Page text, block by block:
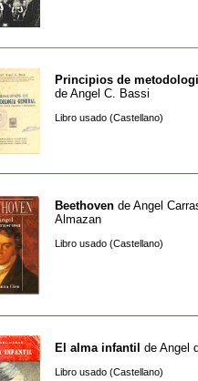
Principios de
de Angel C. Bassi
Libro usado (Castellano)
Beethoven de Angel
Almazan
Libro usado (Castellano)
El alma infantil de Angel
Libro usado (Castellano)